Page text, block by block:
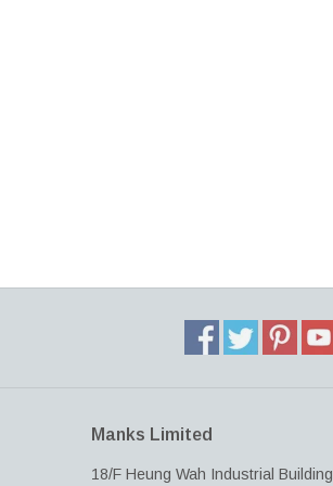
Manks Limited
18/F Heung Wah Industrial Building